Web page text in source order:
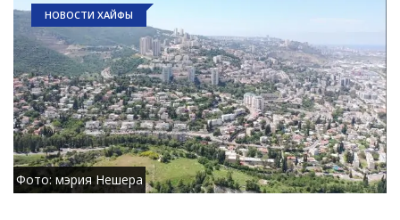
НОВОСТИ ХАЙФЫ
Фото: мэрия Нешера